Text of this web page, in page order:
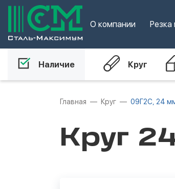
О компании Резка
Наличие Круг
Главная Круг 09Г2С, 24
Круг